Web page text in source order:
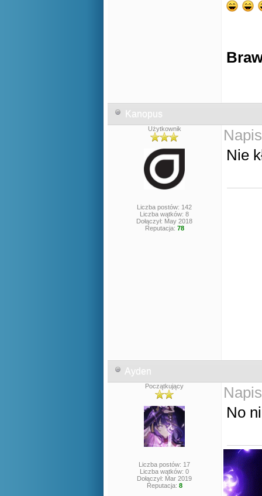
Kanopus
Użytkownik
Liczba postów: 142
Liczba wątków: 8
Dołączył: May 2018
Reputacja: 78
Nie
Ayden
Początkujący
Liczba postów: 17
Liczba wątków: 0
Dołączył: Mar 2019
Reputacja: 8
No